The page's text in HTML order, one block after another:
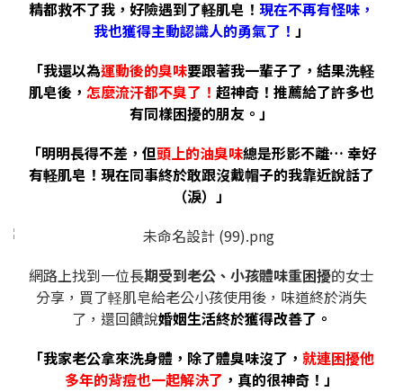
精都救不了我，好險遇到了軽肌皂！ 現在不再有怪味，
我也獲得主動認識人的勇氣了！ 」
「我還以為運動後的臭味要跟著我一輩子了，結果洗軽
肌皂後， 怎麼流汗都不臭了！ 超神奇！推薦給了許多也
有同樣困擾的朋友。」
「明明長得不差，但頭上的油臭味總是形影不離… 幸好
有軽肌皂！現在同事終於敢跟沒戴帽子的我靠近說話了
（淚）」
網路上找到一位長期受到老公、小孩體味重困擾的女士
分享，買了軽肌皂給老公小孩使用後，味道終於消失
了，還回饋說婚姻生活終於獲得改善了。
「我家老公拿來洗身體，除了體臭味沒了， 就連困擾他
多年的背痘也一起解決了 ，真的很神奇！」